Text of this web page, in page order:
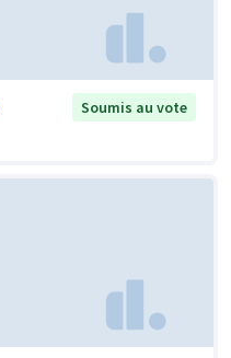
Soumis au vote